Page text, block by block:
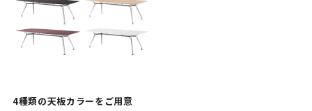
4種類の天板カラーをご用意